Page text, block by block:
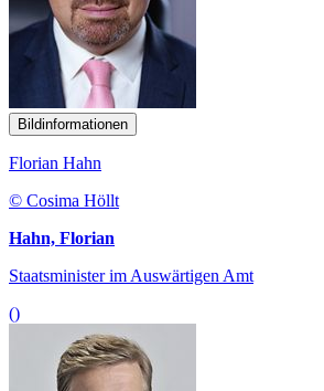
Bildinformationen
Florian Hahn
© Cosima Höllt
Hahn, Florian
Staatsminister im Auswärtigen Amt
()